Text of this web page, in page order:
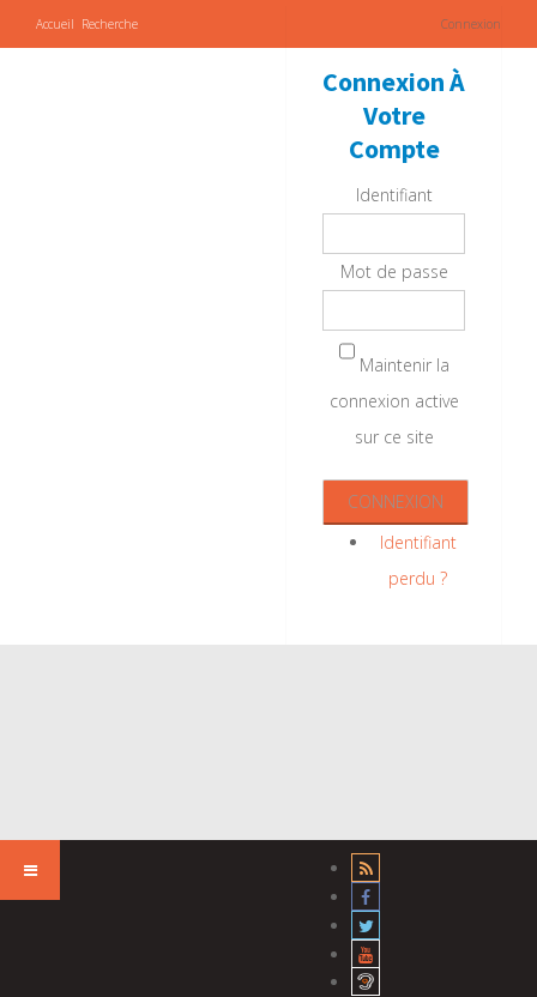
Accueil Recherche Connexion
Connexion À
Votre
Compte
Identifiant
Mot de passe
Maintenir la
connexion active
sur ce site
Identifiant
perdu ?